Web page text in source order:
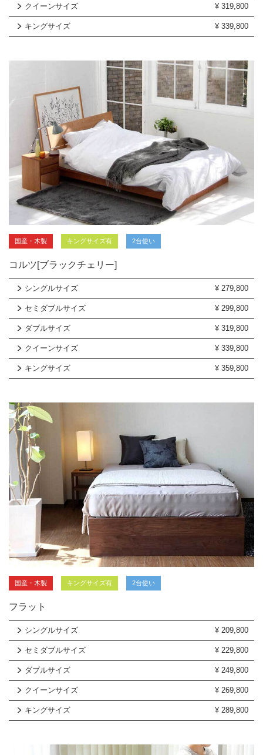
クイーンサイズ ¥ 319,800
キングサイズ ¥ 339,800
国産・木製 キングサイズ有 2台使い
コルツ[ブラックチェリー]
シングルサイズ ¥ 279,800
セミダブルサイズ ¥ 299,800
ダブルサイズ ¥ 319,800
クイーンサイズ ¥ 339,800
キングサイズ ¥ 359,800
国産・木製 キングサイズ有 2台使い
フラット
シングルサイズ ¥ 209,800
セミダブルサイズ ¥ 229,800
ダブルサイズ ¥ 249,800
クイーンサイズ ¥ 269,800
キングサイズ ¥ 289,800